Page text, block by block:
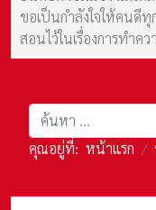
ขอเป็นกำลังใจให้คนดี
สอนไว้ในเรื่องการทำค
การค้นหา
คุณอยู่ที่: หน้าแรก